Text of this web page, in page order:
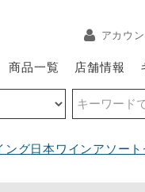
アカウン
商品一覧 店舗情報
ング日本ワインアソー